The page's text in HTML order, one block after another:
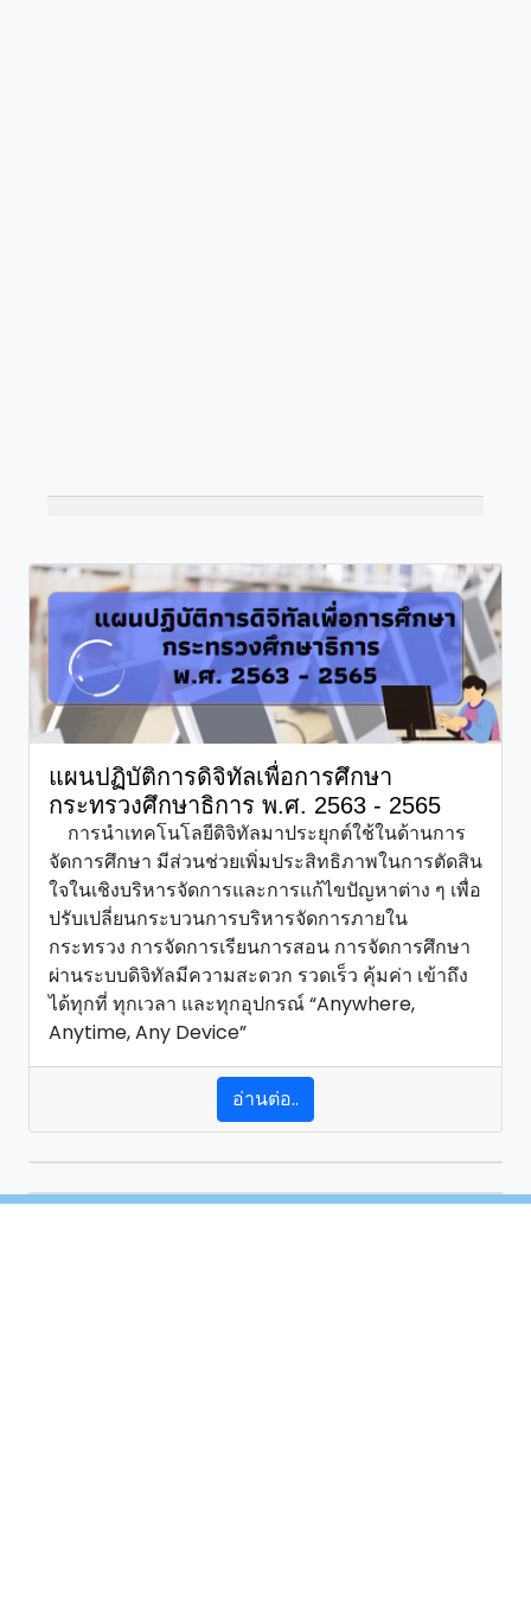
แผนปฏิบัติการดิจิทัลเพื่อการศึกษา
กระทรวงศึกษาธิการ พ.ศ. 2563 - 2565
การนำเทคโนโลยีดิจิทัลมาประยุกต์ใช้ในด้านการ
จัดการศึกษา มีส่วนช่วยเพิ่มประสิทธิภาพในการตัดสิน
ใจในเชิงบริหารจัดการและการแก้ไขปัญหาต่าง ๆ เพื่อ
ปรับเปลี่ยนกระบวนการบริหารจัดการภายใน
กระทรวง การจัดการเรียนการสอน การจัดการศึกษา
ผ่านระบบดิจิทัลมีความสะดวก รวดเร็ว คุ้มค่า เข้าถึง
ได้ทุกที่ ทุกเวลา และทุกอุปกรณ์ “Anywhere,
Anytime, Any Device”
อ่านต่อ..